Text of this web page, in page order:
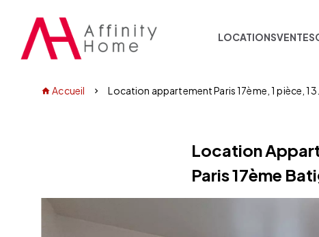
LOCATIONSVENTES
Accueil Location appartement Paris 17ème, 1 pièce,
Location
Paris 17ème